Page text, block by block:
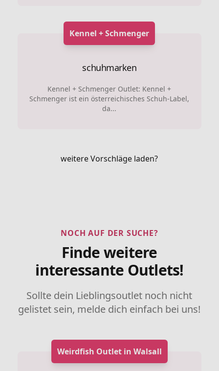
Kennel + Schmenger
schuhmarken
Kennel + Schmenger Outlet: Kennel +
Schmenger ist ein österreichisches Schuh-Label,
da...
weitere Vorschläge laden?
NOCH AUF DER SUCHE?
Finde weitere
interessante Outlets!
Sollte dein Lieblingsoutlet noch nicht
gelistet sein, melde dich einfach bei uns!
Weirdfish Outlet in Walsall